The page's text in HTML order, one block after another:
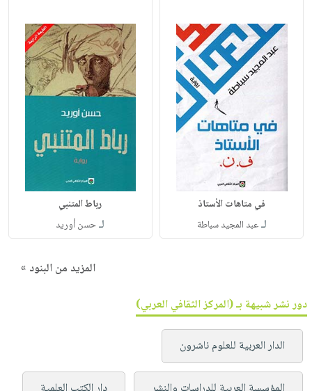
في متاهات الأستاذ
لـعبد المجيد سباطة
رباط المتنبي
لـحسن أوريد
المزيد من البنود »
دور نشر شبيهة بـ (المركز الثقافي العربي)
الدار العربية للعلوم ناشرون